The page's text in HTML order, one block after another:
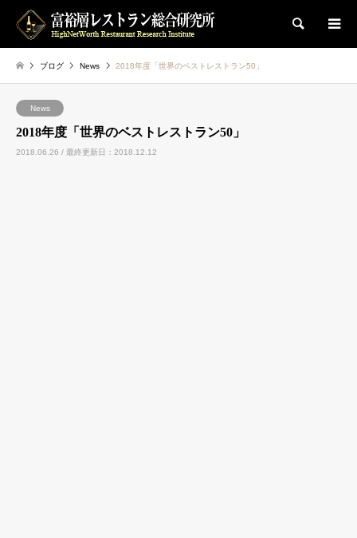
検索
ブログ News 2018年度「世界のベストレストラン50」
News
2018年度「世界のベストレストラン50」
2018.06.26 / 最終更新日：2018.12.12